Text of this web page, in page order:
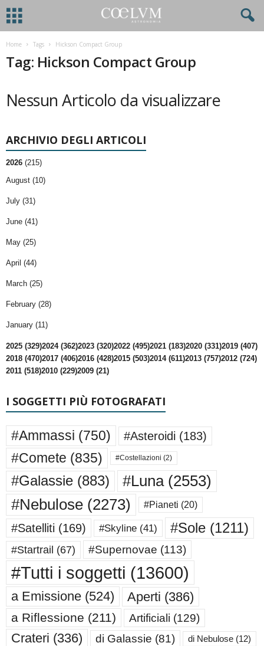
Home Tags Hickson Compact Group
Tag: Hickson Compact Group
Nessun Articolo da visualizzare
ARCHIVIO DEGLI ARTICOLI
2026 (215)
August (10)
July (31)
June (41)
May (25)
April (44)
March (25)
February (28)
January (11)
2025 (329)2024 (362)2023 (320)2022 (495)2021 (183)2020 (331)2019 (407)
2018 (470)2017 (406)2016 (428)2015 (503)2014 (611)2013 (757)2012 (724)
2011 (518)2010 (229)2009 (21)
I SOGGETTI PIÙ FOTOGRAFATI
#Ammassi (750) #Asteroidi (183)
#Comete (835) #Costellazioni (2)
#Galassie (883) #Luna(2553)
#Nebulose (2273) #Pianeti (20)
#Satelliti (169) #Skyline (41) #Sole (1211)
#Startrail (67) #Supernovae (113)
#Tutti i soggetti (13600)
a Emissione (524) Aperti (386)
a Riflessione (211) Artificiali (129)
Crateri (336) di Galassie (81) di Nebulose (12)